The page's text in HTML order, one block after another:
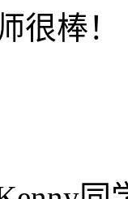
很棒！